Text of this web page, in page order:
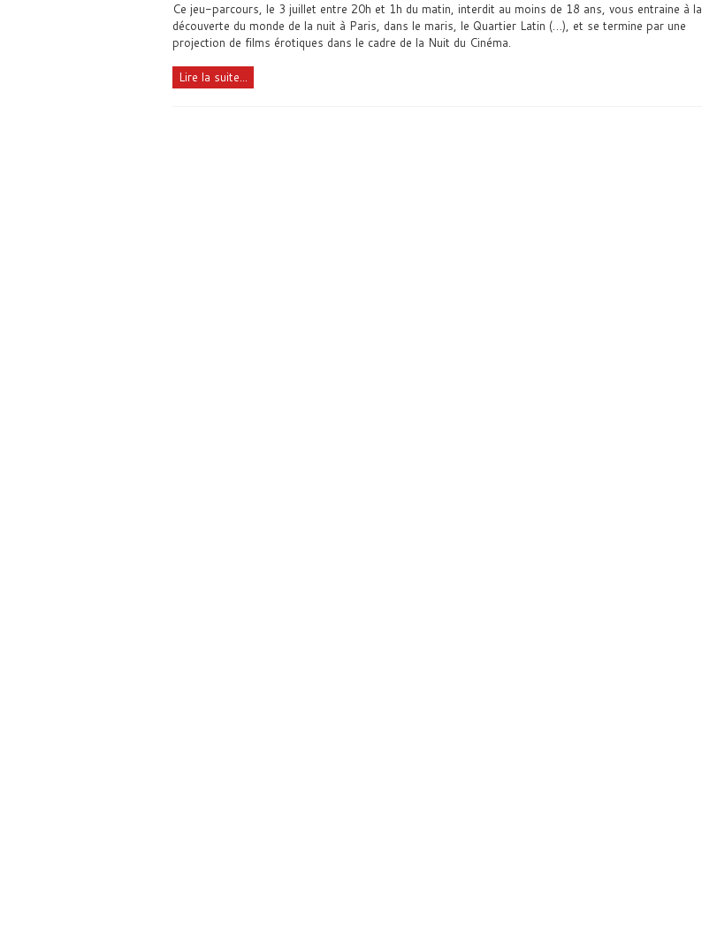
Ce jeu-parcours, le 3 juillet entre 20h et 1h du matin, interdit au moins de 18 ans, vous entraine à la
découverte du monde de la nuit à Paris, dans le maris, le Quartier Latin (…), et se termine par une
projection de films érotiques dans le cadre de la Nuit du Cinéma.
Lire la suite...